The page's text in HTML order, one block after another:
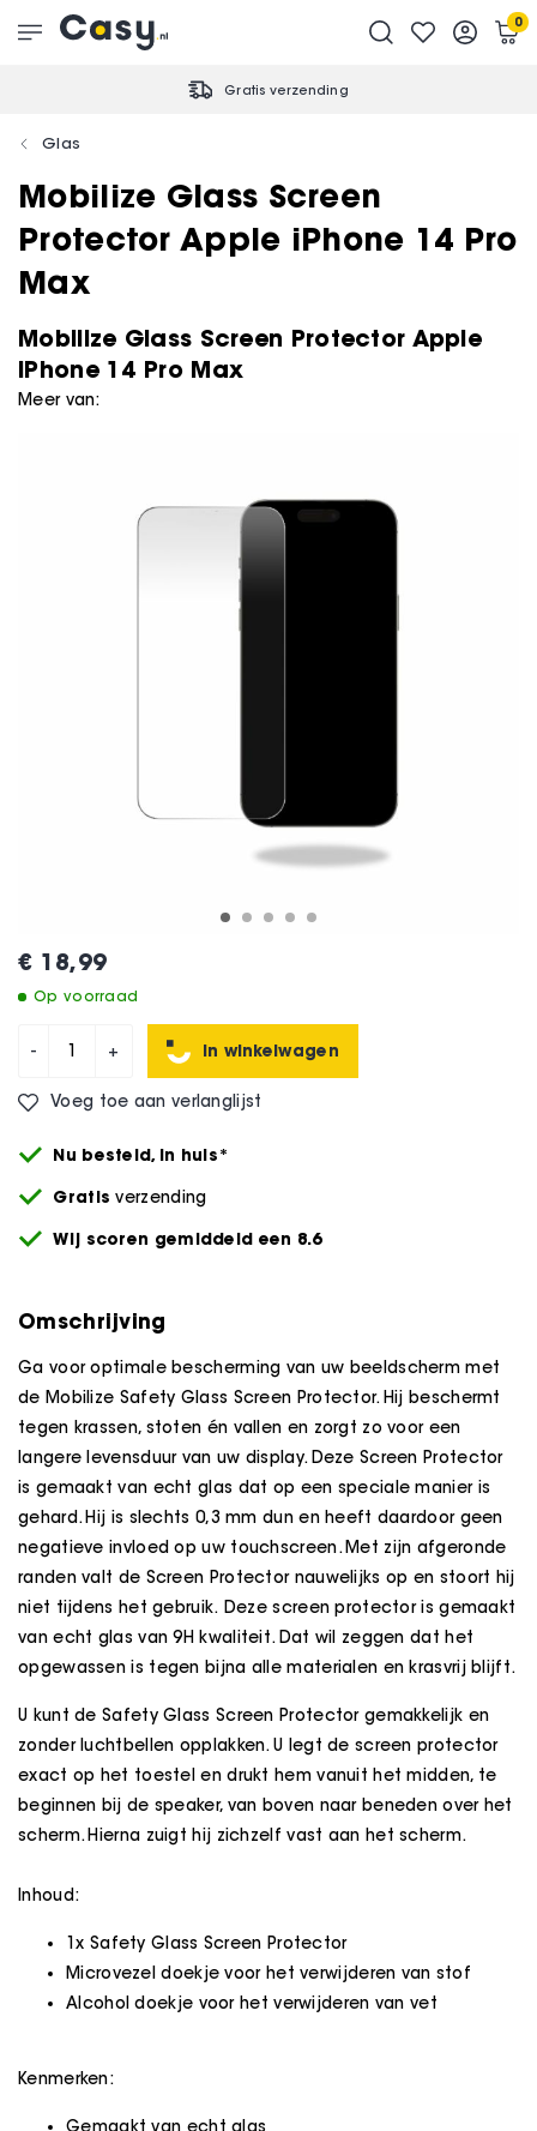
Gratis verzending
0
Glas
Mobilize Glass Screen
Protector Apple iPhone 14 Pro
Max
Mobilize Glass Screen Protector Apple
iPhone 14 Pro Max
Meer van:
€ 18,99
Op voorraad
- + In winkelwagen
Voeg toe aan verlanglijst
Nu besteld, in huis*
Gratis verzending
Wij scoren gemiddeld een 8.6
Omschrijving
Ga voor optimale bescherming van uw beeldscherm met
de Mobilize Safety Glass Screen Protector. Hij beschermt
tegen krassen, stoten én vallen en zorgt zo voor een
langere levensduur van uw display. Deze Screen Protector
is gemaakt van echt glas dat op een speciale manier is
gehard. Hij is slechts 0,3 mm dun en heeft daardoor geen
negatieve invloed op uw touchscreen. Met zijn afgeronde
randen valt de Screen Protector nauwelijks op en stoort hij
niet tijdens het gebruik. Deze screen protector is gemaakt
van echt glas van 9H kwaliteit. Dat wil zeggen dat het
opgewassen is tegen bijna alle materialen en krasvrij blijft.
U kunt de Safety Glass Screen Protector gemakkelijk en
zonder luchtbellen opplakken. U legt de screen protector
exact op het toestel en drukt hem vanuit het midden, te
beginnen bij de speaker, van boven naar beneden over het
scherm. Hierna zuigt hij zichzelf vast aan het scherm.
Inhoud:
1x Safety Glass Screen Protector
Microvezel doekje voor het verwijderen van stof
Alcohol doekje voor het verwijderen van vet
Kenmerken:
Gemaakt van echt glas